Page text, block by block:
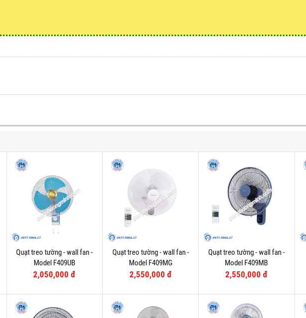
Quạt treo tường - wall fan -
Model F409UB
2,050,000 đ
Quạt treo tường - wall fan -
Model F409MG
2,550,000 đ
Quạt treo tường - wall fan -
Model F409MB
2,550,000 đ